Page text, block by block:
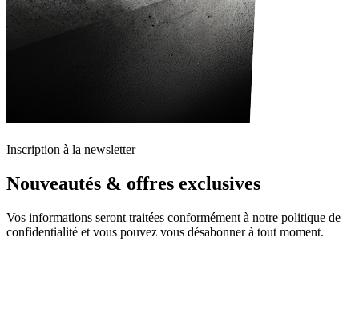
Inscription à la newsletter
Nouveautés & offres exclusives
Vos informations seront traitées conformément à notre politique de
confidentialité et vous pouvez vous désabonner à tout moment.